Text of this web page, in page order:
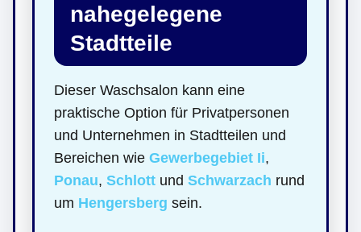
nahegelegene
Stadtteile
Dieser Waschsalon kann eine
praktische Option für Privatpersonen
und Unternehmen in Stadtteilen und
Bereichen wie Gewerbegebiet Ii,
Ponau, Schlott und Schwarzach rund
um Hengersberg sein.